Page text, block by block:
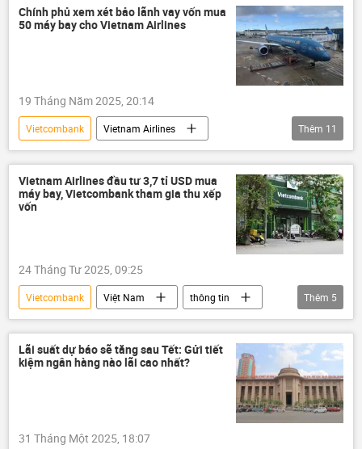
Kinh tế
VPBank
Techcombank
VIETINBANK
BIDV
Chính phủ xem xét bảo lãnh vay vốn mua
50 máy bay cho Vietnam Airlines
19 Tháng Năm 2025, 20:14
Vietcombank
Vietnam Airlines
hàng không
Hàng Không Việt Nam
Việt Nam
Hồ Đức Phớc
máy bay
Boeing 737 Max
Thế giới
Kinh tế
máy bay Airbus
Thêm 11
Vietnam Airlines đầu tư 3,7 tỉ USD mua
máy bay, Vietcombank tham gia thu xếp
vốn
24 Tháng Tư 2025, 09:25
Vietcombank Việt Nam
thông tin
Vietnam Airlines
máy bay
hàng không
Cục Hàng không Việt Nam
Hàng Không Việt Nam
Thêm 5
Lãi suất dự báo sẽ tăng sau Tết: Gửi tiết
kiệm ngân hàng nào lãi cao nhất?
31 Tháng Một 2025, 18:07